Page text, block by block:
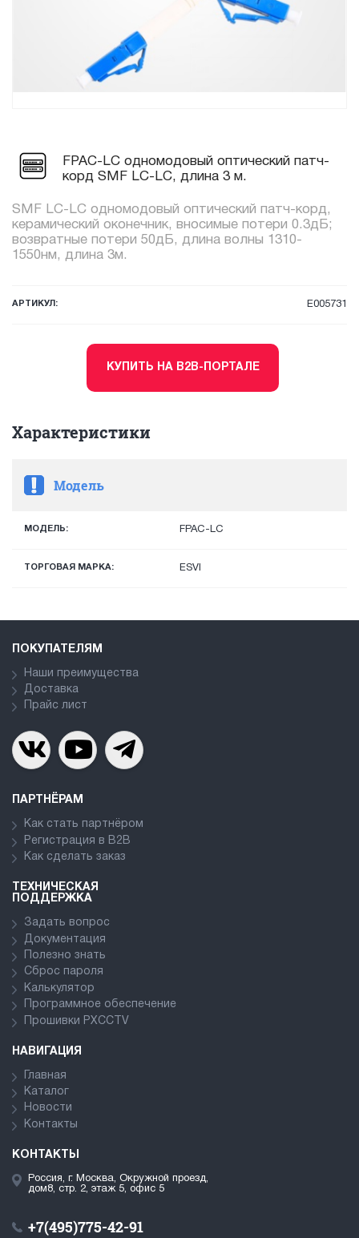
FPAC-LC одномодовый оптический патч-
корд SMF LC-LC, длина 3 м.
SMF LC-LC одномодовый оптический патч-корд,
керамический оконечник, вносимые потери 0.3дБ;
возвратные потери 50дБ, длина волны 1310-
1550нм, длина 3м.
АРТИКУЛ: E005731
КУПИТЬ НА B2B-ПОРТАЛЕ
Характеристики
Модель
МОДЕЛЬ: FPAC-LC
ТОРГОВАЯ МАРКА: ESVI
ПОКУПАТЕЛЯМ
Наши преимущества
Доставка
Прайс лист
ПАРТНЁРАМ
Как стать партнёром
Регистрация в В2В
Как сделать заказ
ТЕХНИЧЕСКАЯ
ПОДДЕРЖКА
Задать вопрос
Документация
Полезно знать
Сброс пароля
Калькулятор
Программное обеспечение
Прошивки PXCCTV
НАВИГАЦИЯ
Главная
Каталог
Новости
Контакты
КОНТАКТЫ
Россия, г. Москва, Окружной проезд,
дом8, стр. 2, этаж 5, офис 5
+7(495)775-42-91